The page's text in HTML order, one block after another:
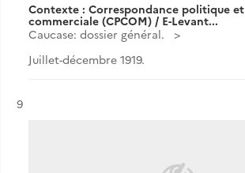
Contexte : Correspondance politique et
commerciale (CPCOM) / E-Levant...
Caucase: dossier général.
Juillet-décembre 1919.
Résultat n°
9